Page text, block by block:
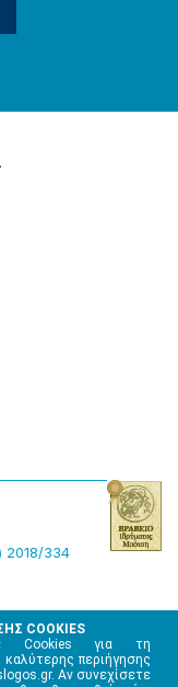
COOKIES
Cookies για τη
περιήγησης
Αν συνεχίσετε
2018/334
220242